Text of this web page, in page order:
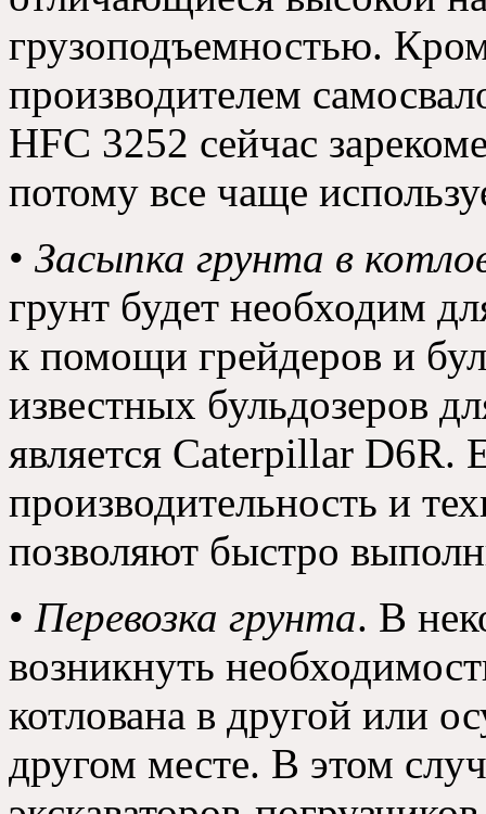
грузоподъемностью.
производителем
HFC 3252 сейчас
потому все чаще
• Засыпка грунта в
грунт будет необходим
к помощи грейдеров и
известных бульдозеров
является Caterpillar D6R.
производительность и
позволяют быстро
• Перевозка грунта. В
возникнуть
котлована в другой или
другом месте. В этом